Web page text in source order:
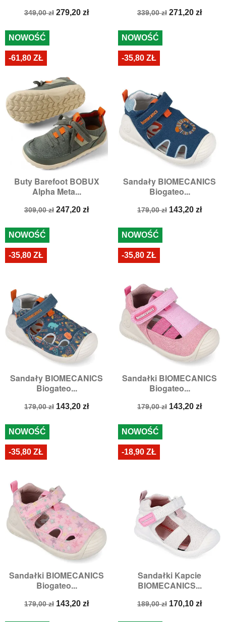
Cena
349,00 zł Cena
279,20 zł
Cena
339,00 zł Cena
271,20 zł
Buty Barefoot BOBUX
Alpha Meta...
Cena
309,00 zł Cena
247,20 zł
NOWOŚĆ
-61,80 ZŁ
Sandały BIOMECANICS
Biogateo...
Cena
179,00 zł Cena
143,20 zł
NOWOŚĆ
-35,80 ZŁ
Sandały BIOMECANICS
Biogateo...
Cena
179,00 zł Cena
143,20 zł
NOWOŚĆ
-35,80 ZŁ
Sandałki BIOMECANICS
Biogateo...
Cena
179,00 zł Cena
143,20 zł
NOWOŚĆ
-35,80 ZŁ
Sandałki BIOMECANICS
Biogateo...
Cena
179,00 zł Cena
143,20 zł
NOWOŚĆ
-35,80 ZŁ
Sandałki Kapcie
BIOMECANICS...
Cena
189,00 zł Cena
170,10 zł
NOWOŚĆ
-18,90 ZŁ